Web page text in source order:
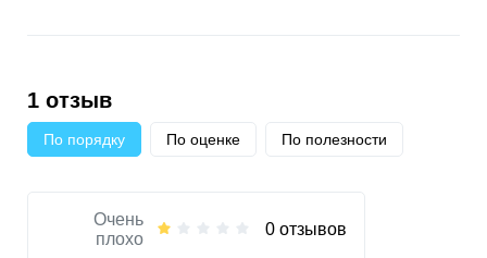
1 отзыв
По порядку По оценке По полезности
Очень
плохо
0 отзывов